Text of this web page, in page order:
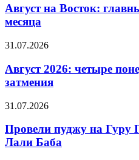
лет
Восток:
главные
культурные
месяца
Август на Восток:
месяца
Август
четыре
понедельника
силы
два
31.07.2026
Август 2026: четыре
затмения
Провели
на
Гуру
Пурниму:
31.07.2026
Провели пуджу на Гуру
Лали Баба